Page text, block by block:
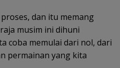
dan itu memang
musim ini dihuni
coba memulai dari nol, dari
permainan yang kita